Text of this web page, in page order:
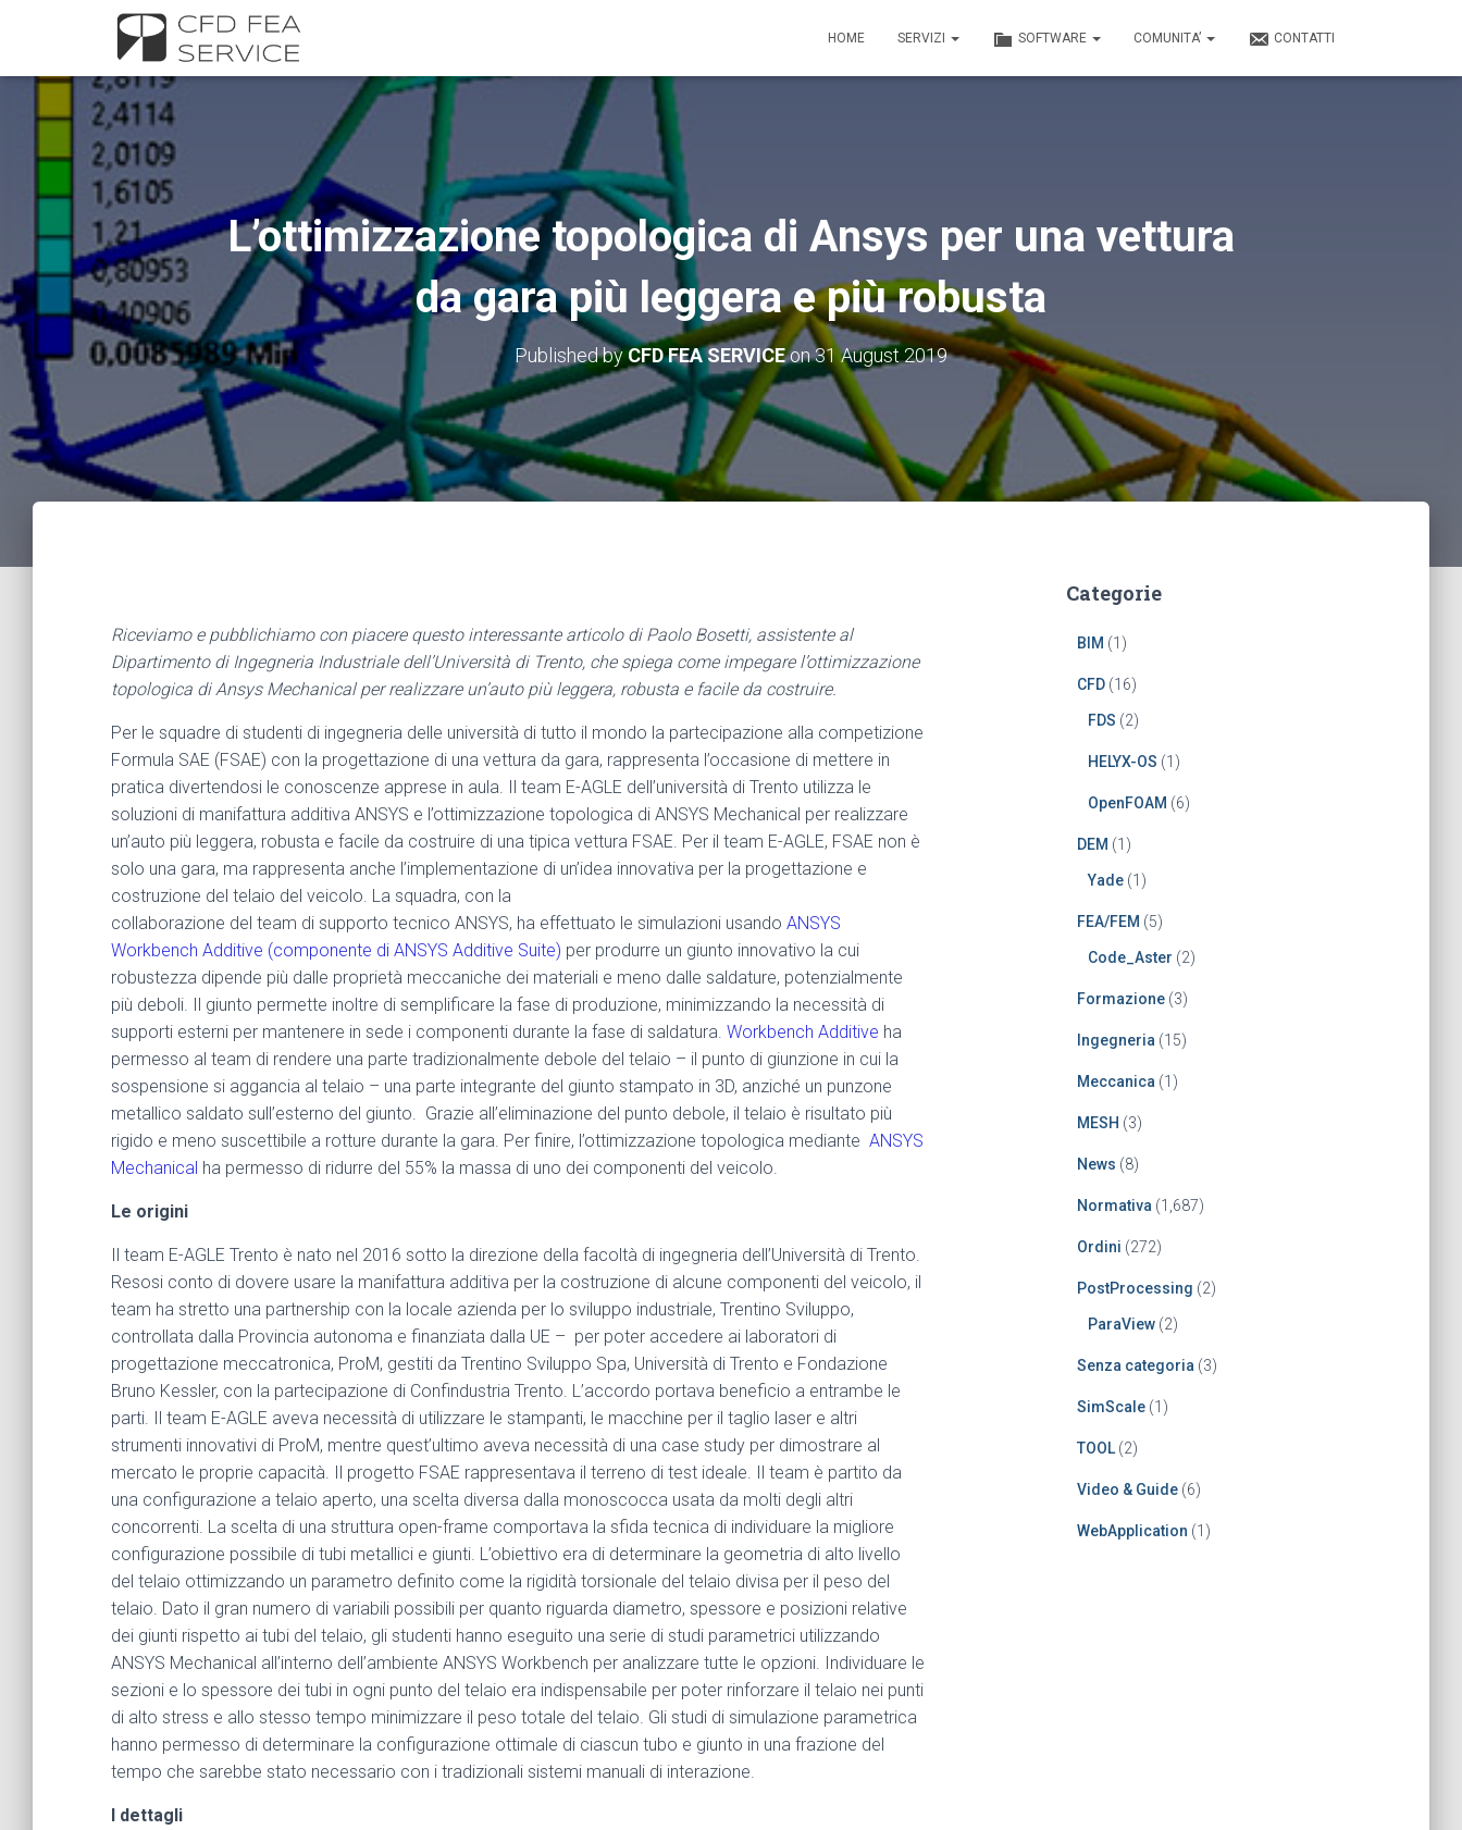
HOME SERVIZI SOFTWARE COMUNITA’ CONTATTI
L’ottimizzazione topologica di Ansys per una vettura
da gara più leggera e più robusta
Published byCFD FEA SERVICEon31 August 2019
Riceviamo e pubblichiamo con piacere questo interessante articolo di Paolo Bosetti, assistente al
Dipartimento di Ingegneria Industriale dell’Università di Trento, che spiega come impegare l’ottimizzazione
topologica di Ansys Mechanical per realizzare un’auto più leggera, robusta e facile da costruire.
Per le squadre di studenti di ingegneria delle università di tutto il mondo la partecipazione alla competizione
Formula SAE (FSAE) con la progettazione di una vettura da gara, rappresenta l’occasione di mettere in
pratica divertendosi le conoscenze apprese in aula. Il team E-AGLE dell’università di Trento utilizza le
soluzioni di manifattura additiva ANSYS e l’ottimizzazione topologica di ANSYS Mechanical per realizzare
un’auto più leggera, robusta e facile da costruire di una tipica vettura FSAE. Per il team E-AGLE, FSAE non è
solo una gara, ma rappresenta anche l’implementazione di un’idea innovativa per la progettazione e
costruzione del telaio del veicolo. La squadra, con la
collaborazione del team di supporto tecnico ANSYS, ha effettuato le simulazioni usando ANSYS
Workbench Additive (componente di ANSYS Additive Suite) per produrre un giunto innovativo la cui
robustezza dipende più dalle proprietà meccaniche dei materiali e meno dalle saldature, potenzialmente
più deboli. Il giunto permette inoltre di semplificare la fase di produzione, minimizzando la necessità di
supporti esterni per mantenere in sede i componenti durante la fase di saldatura. Workbench Additive ha
permesso al team di rendere una parte tradizionalmente debole del telaio – il punto di giunzione in cui la
sospensione si aggancia al telaio – una parte integrante del giunto stampato in 3D, anziché un punzone
metallico saldato sull’esterno del giunto. Grazie all’eliminazione del punto debole, il telaio è risultato più
rigido e meno suscettibile a rotture durante la gara. Per finire, l’ottimizzazione topologica mediante ANSYS
Mechanical ha permesso di ridurre del 55% la massa di uno dei componenti del veicolo.
Le origini
Il team E-AGLE Trento è nato nel 2016 sotto la direzione della facoltà di ingegneria dell’Università di Trento.
Resosi conto di dovere usare la manifattura additiva per la costruzione di alcune componenti del veicolo, il
team ha stretto una partnership con la locale azienda per lo sviluppo industriale, Trentino Sviluppo,
controllata dalla Provincia autonoma e finanziata dalla UE – per poter accedere ai laboratori di
progettazione meccatronica, ProM, gestiti da Trentino Sviluppo Spa, Università di Trento e Fondazione
Bruno Kessler, con la partecipazione di Confindustria Trento. L’accordo portava beneficio a entrambe le
parti. Il team E-AGLE aveva necessità di utilizzare le stampanti, le macchine per il taglio laser e altri
strumenti innovativi di ProM, mentre quest’ultimo aveva necessità di una case study per dimostrare al
mercato le proprie capacità. Il progetto FSAE rappresentava il terreno di test ideale. Il team è partito da
una configurazione a telaio aperto, una scelta diversa dalla monoscocca usata da molti degli altri
concorrenti. La scelta di una struttura open-frame comportava la sfida tecnica di individuare la migliore
configurazione possibile di tubi metallici e giunti. L’obiettivo era di determinare la geometria di alto livello
del telaio ottimizzando un parametro definito come la rigidità torsionale del telaio divisa per il peso del
telaio. Dato il gran numero di variabili possibili per quanto riguarda diametro, spessore e posizioni relative
dei giunti rispetto ai tubi del telaio, gli studenti hanno eseguito una serie di studi parametrici utilizzando
ANSYS Mechanical all’interno dell’ambiente ANSYS Workbench per analizzare tutte le opzioni. Individuare le
sezioni e lo spessore dei tubi in ogni punto del telaio era indispensabile per poter rinforzare il telaio nei punti
di alto stress e allo stesso tempo minimizzare il peso totale del telaio. Gli studi di simulazione parametrica
hanno permesso di determinare la configurazione ottimale di ciascun tubo e giunto in una frazione del
tempo che sarebbe stato necessario con i tradizionali sistemi manuali di interazione.
I dettagli
Categorie
BIM (1)
CFD(16)
FDS (2)
HELYX-OS (1)
OpenFOAM (6)
DEM (1)
Yade(1)
FEA/FEM (5)
Code_Aster (2)
Formazione(3)
Ingegneria (15)
Meccanica (1)
MESH (3)
News (8)
Normativa (1,687)
Ordini (272)
PostProcessing (2)
ParaView(2)
Senza categoria (3)
SimScale(1)
TOOL(2)
Video & Guide(6)
WebApplication (1)